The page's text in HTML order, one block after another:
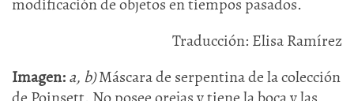
modificación de objetos en tiempos pasados.
Traducción: Elisa Ramírez
Imagen:a, b)Máscara de serpentina de la colección